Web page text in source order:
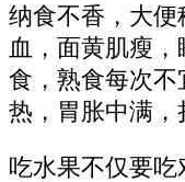
纳食不香，大
血，面黄肌瘦
食，熟食每次不
热，胃胀中满，
吃水果不仅要